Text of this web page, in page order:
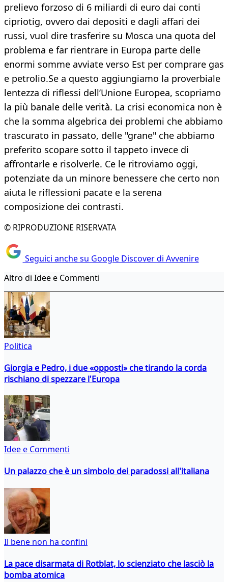
prelievo forzoso di 6 miliardi di euro dai conti
cipriotig, ovvero dai depositi e dagli affari dei
russi, vuol dire trasferire su Mosca una quota del
problema e far rientrare in Europa parte delle
enormi somme avviate verso Est per comprare gas
e petrolio.Se a questo aggiungiamo la proverbiale
lentezza di riflessi dell’Unione Europea, scopriamo
la più banale delle verità. La crisi economica non è
che la somma algebrica dei problemi che abbiamo
trascurato in passato, delle "grane" che abbiamo
preferito scopare sotto il tappeto invece di
affrontarle e risolverle. Ce le ritroviamo oggi,
potenziate da un minore benessere che certo non
aiuta le riflessioni pacate e la serena
composizione dei contrasti.
© RIPRODUZIONE RISERVATA
Seguici anche su Google Discover di Avvenire
Altro di Idee e Commenti
Politica
Giorgia e Pedro, i due «opposti» che tirando la corda
rischiano di spezzare l'Europa
Idee e Commenti
Un palazzo che è un simbolo dei paradossi all'italiana
Il bene non ha confini
La pace disarmata di Rotblat, lo scienziato che lasciò la
bomba atomica